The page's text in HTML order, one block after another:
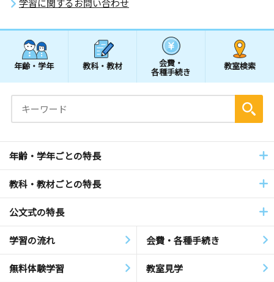
学習に関するお問い合わせ
年齢・学年 教科・教材 会費・
各種手続き
教室検索
年齢・学年ごとの特長
教科・教材ごとの特長
公文式の特長
学習の流れ 会費・各種手続き
無料体験学習 教室見学